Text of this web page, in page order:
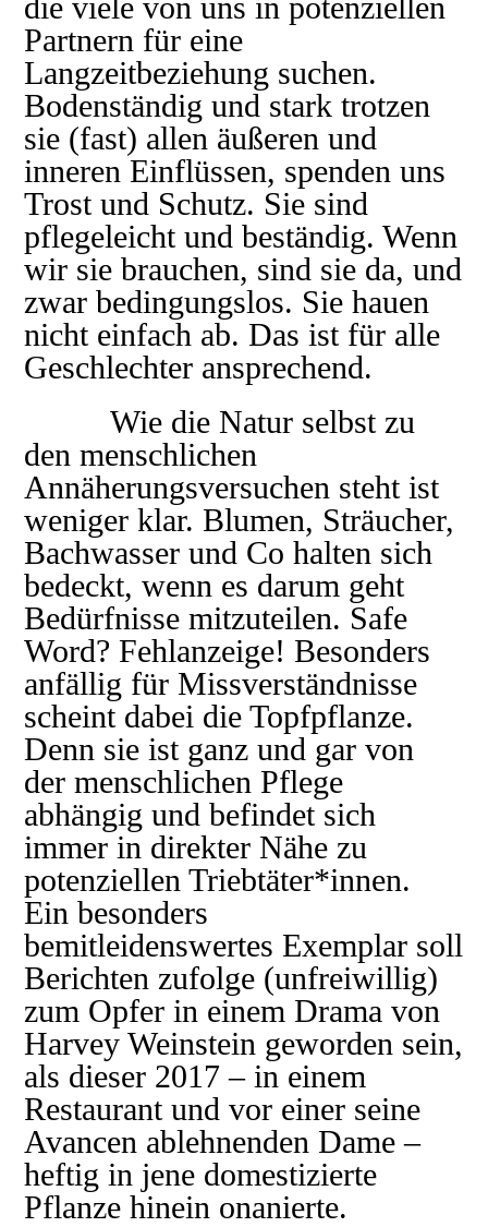
die viele von uns in potenziellen
Partnern für eine
Langzeitbeziehung suchen.
Bodenständig und stark trotzen
sie (fast) allen äußeren und
inneren Einflüssen, spenden uns
Trost und Schutz. Sie sind
pflegeleicht und beständig. Wenn
wir sie brauchen, sind sie da, und
zwar bedingungslos. Sie hauen
nicht einfach ab. Das ist für alle
Geschlechter ansprechend.
Wie die Natur selbst zu
den menschlichen
Annäherungsversuchen steht ist
weniger klar. Blumen, Sträucher,
Bachwasser und Co halten sich
bedeckt, wenn es darum geht
Bedürfnisse mitzuteilen. Safe
Word? Fehlanzeige! Besonders
anfällig für Missverständnisse
scheint dabei die Topfpflanze.
Denn sie ist ganz und gar von
der menschlichen Pflege
abhängig und befindet sich
immer in direkter Nähe zu
potenziellen Triebtäter*innen.
Ein besonders
bemitleidenswertes Exemplar soll
Berichten zufolge (unfreiwillig)
zum Opfer in einem Drama von
Harvey Weinstein geworden sein,
als dieser 2017 – in einem
Restaurant und vor einer seine
Avancen ablehnenden Dame –
heftig in jene domestizierte
Pflanze hinein onanierte.